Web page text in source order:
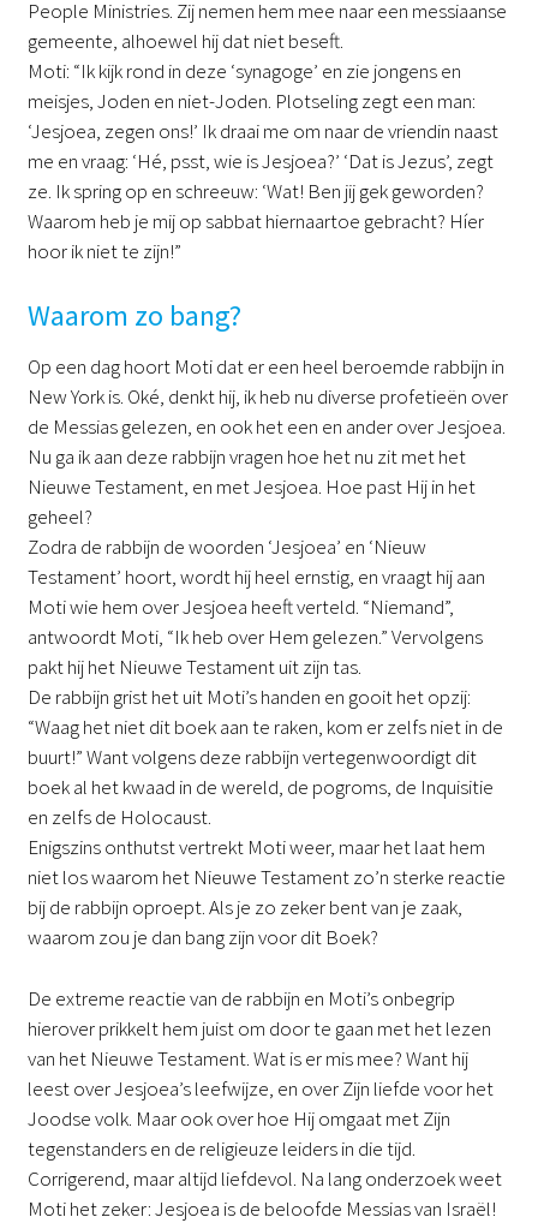
People Ministries. Zij nemen hem mee naar een messiaanse
gemeente, alhoewel hij dat niet beseft.
Moti: “Ik kijk rond in deze ‘synagoge’ en zie jongens en
meisjes, Joden en niet-Joden. Plotseling zegt een man:
‘Jesjoea, zegen ons!’ Ik draai me om naar de vriendin naast
me en vraag: ‘Hé, psst, wie is Jesjoea?’ ‘Dat is Jezus’, zegt
ze. Ik spring op en schreeuw: ‘Wat! Ben jij gek geworden?
Waarom heb je mij op sabbat hiernaartoe gebracht? Híer
hoor ik niet te zijn!”
Waarom zo bang?
Op een dag hoort Moti dat er een heel beroemde rabbijn in
New York is. Oké, denkt hij, ik heb nu diverse profetieën over
de Messias gelezen, en ook het een en ander over Jesjoea.
Nu ga ik aan deze rabbijn vragen hoe het nu zit met het
Nieuwe Testament, en met Jesjoea. Hoe past Hij in het
geheel?
Zodra de rabbijn de woorden ‘Jesjoea’ en ‘Nieuw
Testament’ hoort, wordt hij heel ernstig, en vraagt hij aan
Moti wie hem over Jesjoea heeft verteld. “Niemand”,
antwoordt Moti, “Ik heb over Hem gelezen.” Vervolgens
pakt hij het Nieuwe Testament uit zijn tas.
De rabbijn grist het uit Moti’s handen en gooit het opzij:
“Waag het niet dit boek aan te raken, kom er zelfs niet in de
buurt!” Want volgens deze rabbijn vertegenwoordigt dit
boek al het kwaad in de wereld, de pogroms, de Inquisitie
en zelfs de Holocaust.
Enigszins onthutst vertrekt Moti weer, maar het laat hem
niet los waarom het Nieuwe Testament zo’n sterke reactie
bij de rabbijn oproept. Als je zo zeker bent van je zaak,
waarom zou je dan bang zijn voor dit Boek?
De extreme reactie van de rabbijn en Moti’s onbegrip
hierover prikkelt hem juist om door te gaan met het lezen
van het Nieuwe Testament. Wat is er mis mee? Want hij
leest over Jesjoea’s leefwijze, en over Zijn liefde voor het
Joodse volk. Maar ook over hoe Hij omgaat met Zijn
tegenstanders en de religieuze leiders in die tijd.
Corrigerend, maar altijd liefdevol. Na lang onderzoek weet
Moti het zeker: Jesjoea is de beloofde Messias van Israël!